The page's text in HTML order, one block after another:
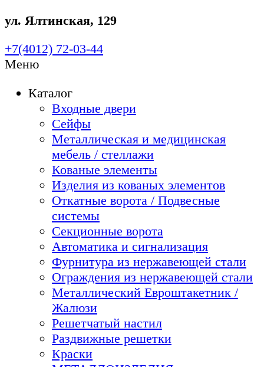
ул. Ялтинская, 129
+7(4012) 72-03-44
Меню
Каталог
Входные двери
Сейфы
Металлическая и медицинская
мебель / стеллажи
Кованые элементы
Изделия из кованых элементов
Откатные ворота / Подвесные
системы
Секционные ворота
Автоматика и сигнализация
Фурнитура из нержавеющей стали
Ограждения из нержавеющей стали
Металлический Евроштакетник /
Жалюзи
Решетчатый настил
Раздвижные решетки
Краски